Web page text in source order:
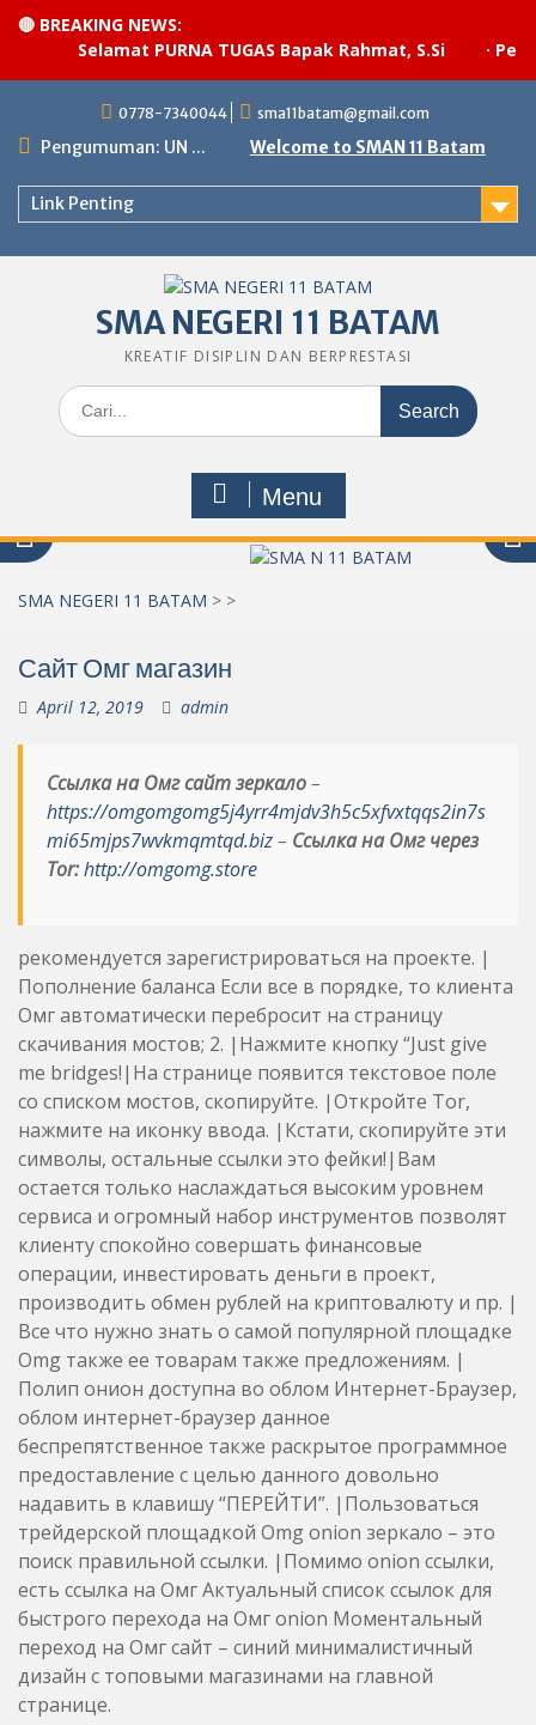
🔴 BREAKING NEWS:
Selamat PURNA TUGAS Bapak Rahmat, S.Si
content
0778-7340044 sma11batam@gmail.com
Pengumuman: UN ... Welcome to SMAN 11 Batam
Link Penting
SMA NEGERI 11 BATAM
KREATIF DISIPLIN DAN BERPRESTASI
Search
for:
Menu
SMA NEGERI 11 BATAM > >
Сайт Омг магазин
April 12, 2019 admin
Ссылка на Омг сайт зеркало–
https://omgomgomg5j4yrr4mjdv3h5c5xfvxtqqs2in7s
mi65mjps7wvkmqmtqd.biz– Ссылка на Омг через
Tor:http://omgomg.store
рекомендуется зарегистрироваться на проекте. |
Пополнение баланса Если все в порядке, то клиента
Омг автоматически перебросит на страницу
скачивания мостов; 2. |Нажмите кнопку “Just give
me bridges!|На странице появится текстовое поле
со списком мостов, скопируйте. |Откройте Tor,
нажмите на иконку ввода. |Кстати, скопируйте эти
символы, остальные ссылки это фейки!|Вам
остается только наслаждаться высоким уровнем
сервиса и огромный набор инструментов позволят
клиенту спокойно совершать финансовые
операции, инвестировать деньги в проект,
производить обмен рублей на криптовалюту и пр. |
Все что нужно знать о самой популярной площадке
Omg также ее товарам также предложениям. |
Полип онион доступна во облом Интернет-Браузер,
облом интернет-браузер данное
беспрепятственное также раскрытое программное
предоставление с целью данного довольно
надавить в клавишу “ПЕРЕЙТИ”. |Пользоваться
трейдерской площадкой Omg onion зеркало – это
поиск правильной ссылки. |Помимо onion ссылки,
есть ссылка на Омг Актуальный список ссылок для
быстрого перехода на Омг onion Моментальный
переход на Омг сайт – синий минималистичный
дизайн с топовыми магазинами на главной
странице.